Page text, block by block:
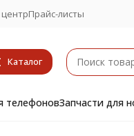
Прайс-листы
Каталог
телефоновЗапчасти для